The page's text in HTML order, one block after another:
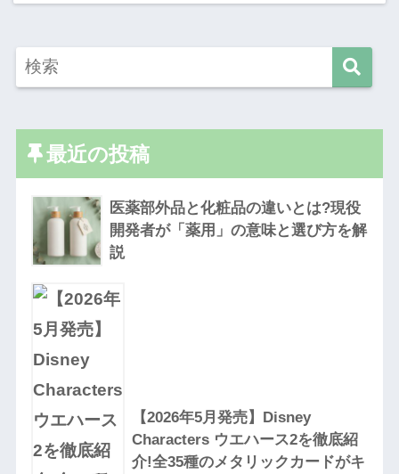
最近の投稿
医薬部外品と化粧品の違いとは?現役
開発者が「薬用」の意味と選び方を解
説
【2026年5月発売】Disney
Characters ウエハース2を徹底紹
介!全35種のメタリックカードがキ